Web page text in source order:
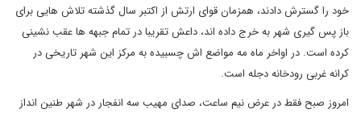
خود را گسترش دادند، همزمان قوای ارتش از اکتبر سال گذشته تلاش هایی برای
باز پس گیری شهر به خرج داده اند، داعش تقریبا در تمام جبهه ها عقب نشینی
کرده است. در اواخر ماه مه مواضع اش چسبیده به مرکز این شهر تاریخی در
کرانه غربی رودخانه دجله است.
امروز صبح فقط در عرض نیم ساعت، صدای مهیب سه انفجار در شهر طنین انداز